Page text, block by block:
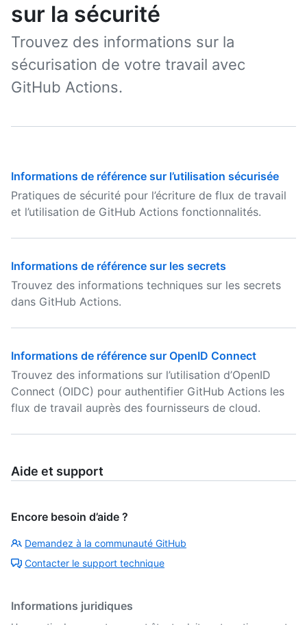
sur la sécurité
Trouvez des informations sur la
sécurisation de votre travail avec
GitHub Actions.
Informations de référence sur l’utilisation sécurisée
Pratiques de sécurité pour l’écriture de flux de travail
et l’utilisation de GitHub Actions fonctionnalités.
Informations de référence sur les secrets
Trouvez des informations techniques sur les secrets
dans GitHub Actions.
Informations de référence sur OpenID Connect
Trouvez des informations sur l’utilisation d’OpenID
Connect (OIDC) pour authentifier GitHub Actions les
flux de travail auprès des fournisseurs de cloud.
Aide et support
Encore besoin d’aide ?
Demandez à la communauté GitHub
Contacter le support technique
Informations juridiques